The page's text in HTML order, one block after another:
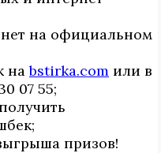
на официальном
наbstirka.com или в
07 55;
призов!